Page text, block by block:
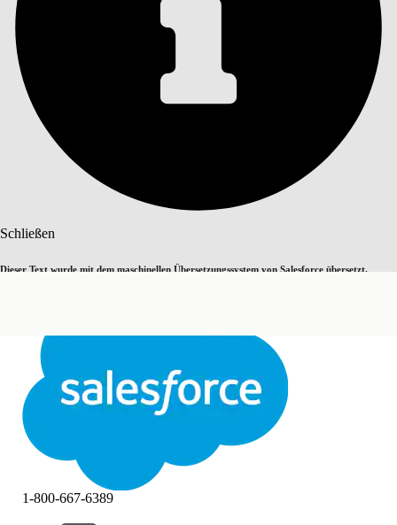
Schließen
Dieser Text wurde mit dem maschinellen Übersetzungssystem von Salesforce übersetzt.
Schließen
1-800-667-6389